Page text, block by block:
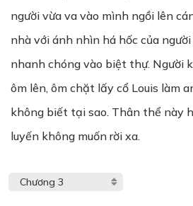
người vừa va vào mình ngồi lên
nhà với ánh nhìn há hốc của
nhanh chóng vào biệt thự. Người
ôm lên, ôm chặt lấy cổ Louis làm
không biết tại sao. Thân thể này
luyến không muốn rời xa.